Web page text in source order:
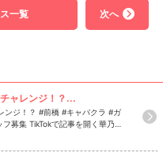
一覧 次へ
ャレンジ！？...
ャバクラ #ガ
お願いします❤